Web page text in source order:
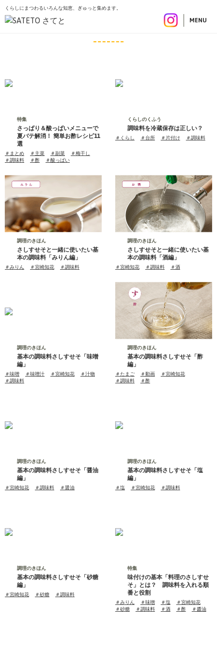
こ
の
頭
くらしにまつわるいろんな知恵、ぎゅっと集めます。
MENU
トップ 記事一覧 調味料
特集
さっぱり＆酸っぱいメニューで
夏バテ解消！ 簡単お酢レシピ11
選
タ
グ
＃まとめ ＃主菜 ＃副菜
＃梅干し
＃調味料
＃酢 ＃酸っぱい
くらしのくふう
調味料を冷蔵保存は正しい？
タ
＃くらし ＃台所 ＃片付け ＃調味料
調理のきほん
さしすせそと一緒に使いたい基
本の調味料「みりん編」
タ
＃みりん ＃宮崎知花 ＃調味料
調理のきほん
さしすせそと一緒に使いたい基
本の調味料「酒編」
タ
＃宮崎知花 ＃調味料 ＃酒
調理のきほん
基本の調味料さしすせそ「味噌
編」
タ
グ
＃味噌 ＃味噌汁 ＃宮崎知花
＃汁物
＃調味料
調理のきほん
基本の調味料さしすせそ「酢
編」
タ
グ
＃たまご ＃動画
＃宮崎知花
＃調味料
＃酢
調理のきほん
基本の調味料さしすせそ「醤油
編」
タ
＃宮崎知花 ＃調味料 ＃醤油
調理のきほん
基本の調味料さしすせそ「塩
編」
タ
＃塩 ＃宮崎知花 ＃調味料
調理のきほん
基本の調味料さしすせそ「砂糖
編」
タ
＃宮崎知花 ＃砂糖 ＃調味料
特集
味付けの基本「料理のさしすせ
そ」とは？ 調味料を入れる順
番と役割
タ
グ
＃みりん ＃味噌 ＃塩
＃宮崎知花
＃砂糖
＃調味料 ＃酒 ＃酢 ＃醬油